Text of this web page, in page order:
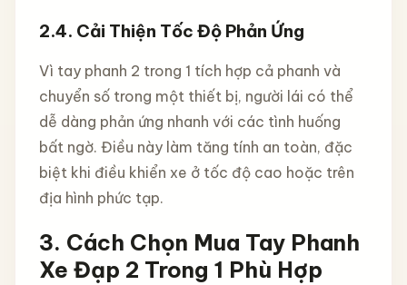
2.4. Cải Thiện Tốc Độ Phản Ứng
Vì tay phanh 2 trong 1 tích hợp cả phanh và
chuyển số trong một thiết bị, người lái có thể
dễ dàng phản ứng nhanh với các tình huống
bất ngờ. Điều này làm tăng tính an toàn, đặc
biệt khi điều khiển xe ở tốc độ cao hoặc trên
địa hình phức tạp.
3. Cách Chọn Mua Tay Phanh
Xe Đạp 2 Trong 1 Phù Hợp